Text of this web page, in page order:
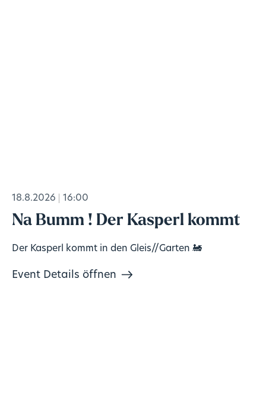
18.8.2026 16:00
Na Bumm ! Der Kasperl kommt
Der Kasperl kommt in den Gleis//Garten 🚂
Event Details öffnen